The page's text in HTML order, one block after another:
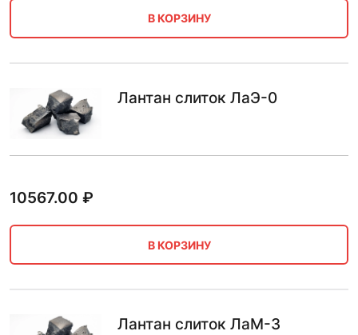
В КОРЗИНУ
Лантан слиток ЛаЭ-0
10567.00 ₽
В КОРЗИНУ
Лантан слиток ЛаМ-3